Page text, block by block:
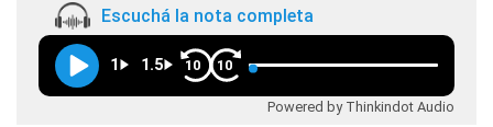
Escuchá la nota completa
1 1.5 10 10
Powered by Thinkindot Audio